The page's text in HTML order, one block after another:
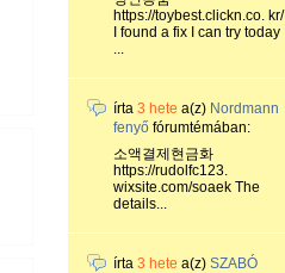
https://toybest.clickn.co. kr/
I found a fix I can try today
...
írta 3 hete a(z) Nordmann
fenyő fórumtémában:
소액결제현금화
https://rudolfc123.
wixsite.com/soaek The
details...
írta 3 hete a(z) SZABÓ